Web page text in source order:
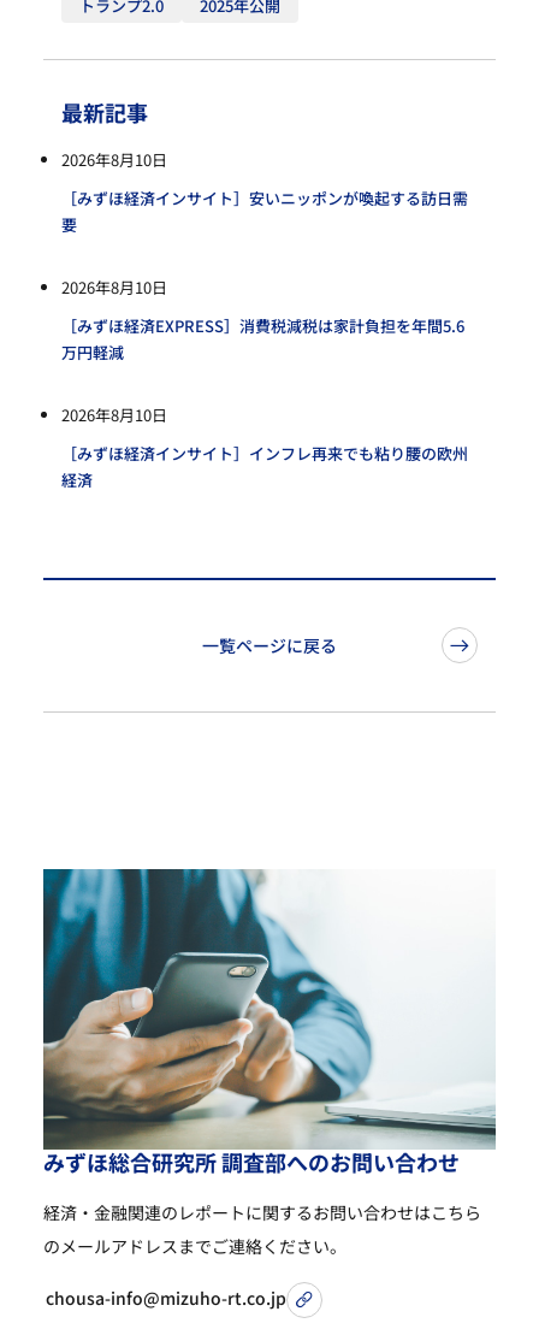
最新記事
2026年8月10日
［みずほ経済インサイト］安いニッポンが喚起する訪日需
要
2026年8月10日
［みずほ経済EXPRESS］消費税減税は家計負担を年間5.6
万円軽減
2026年8月10日
［みずほ経済インサイト］インフレ再来でも粘り腰の欧州
経済
一覧ページに戻る
トランプ2.0
2025年公開
みずほ総合研究所調査部へのお問い合わせ
経済・金融関連のレポートに関するお問い合わせはこちら
のメールアドレスまでご連絡ください。
chousa-info@mizuho-rt.co.jp